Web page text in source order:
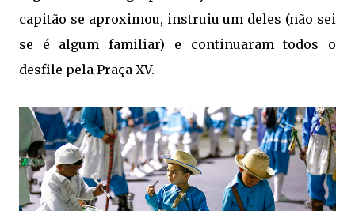
capitão se aproximou, instruiu um deles (não sei
se é algum familiar) e continuaram todos o
desfile pela Praça XV.